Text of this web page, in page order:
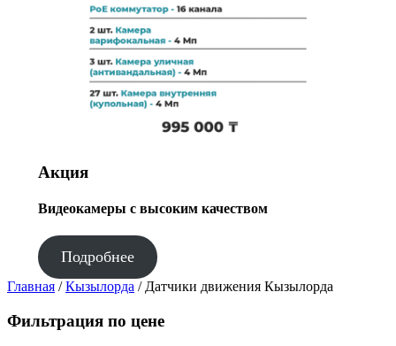
Акция
Видеокамеры с высоким качеством
Подробнее
Главная /Кызылорда / Датчики движения Кызылорда
Фильтрация по цене